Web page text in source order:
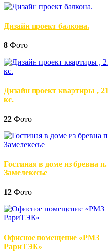
Дизайн проект балкона.
8 Фото
Дизайн проект квартиры , 21
кс.
22 Фото
Гостиная в доме из бревна п.
Замелекесье
12 Фото
Офисное помещение «РМЗ
РариТЭК»